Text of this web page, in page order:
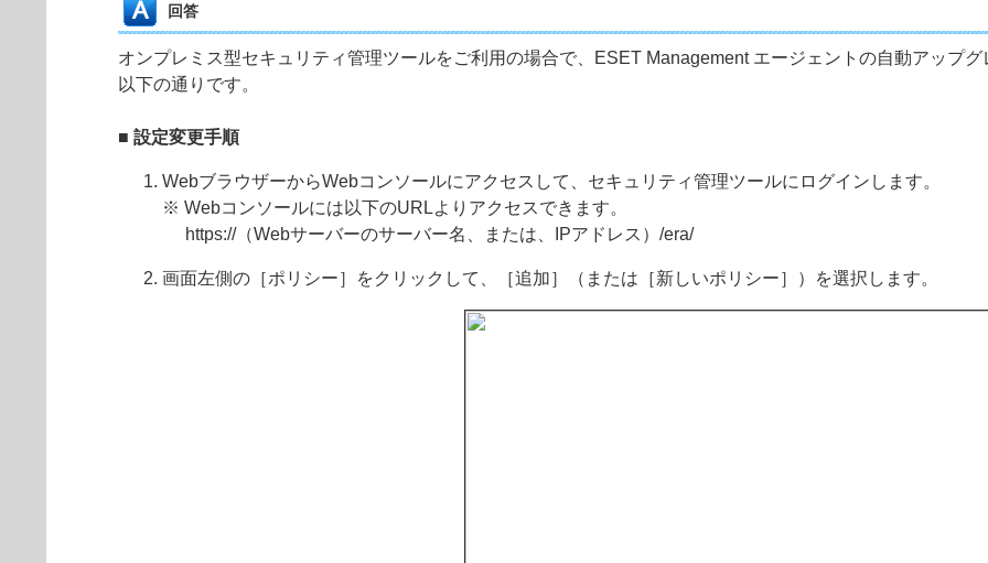
回答
オンプレミス型セキュリティ管理ツールをご利用の場合で、ESET Management エージェントの自動アップ
以下の通りです。
■ 設定変更手順
WebブラウザーからWebコンソールにアクセスして、セキュリティ管理ツールにログインします。
※ Webコンソールには以下のURLよりアクセスできます。
https://（Webサーバーのサーバー名、または、IPアドレス）/era/
画面左側の［ポリシー］をクリックして、［追加］（または［新しいポリシー］）を選択します。